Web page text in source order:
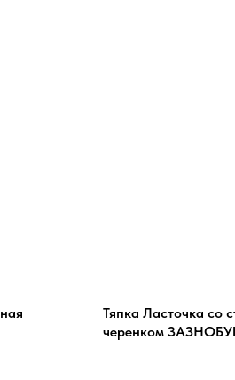
Тяпка Ласточка со
черенком